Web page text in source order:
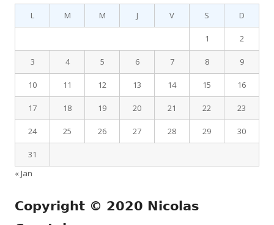
L
M M J V S D
1 2
3 4 5 6 7 8 9
10 11 12 13 14 15 16
17 18 19 20 21 22 23
24 25 26 27 28 29 30
31
« Jan
Copyright © 2020 Nicolas